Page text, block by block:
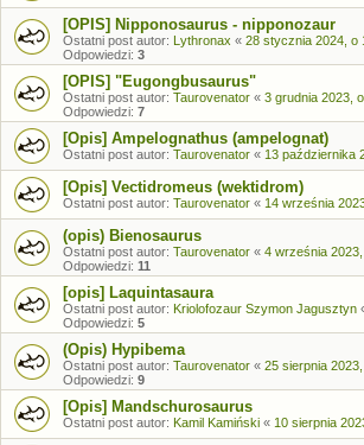
[OPIS] Nipponosaurus - nipponozaur
Ostatni post autor: Lythronax « 28 stycznia 2024, o
Odpowiedzi: 3
[OPIS] "Eugongbusaurus"
Ostatni post autor: Taurovenator « 3 grudnia 2023,
Odpowiedzi: 7
[Opis] Ampelognathus (ampelognat)
Ostatni post autor: Taurovenator « 13 października
[Opis] Vectidromeus (wektidrom)
Ostatni post autor: Taurovenator « 14 września
(opis) Bienosaurus
Ostatni post autor: Taurovenator « 4 września
Odpowiedzi: 11
[opis] Laquintasaura
Ostatni post autor: Kriolofozaur Szymon Jagusztyn
Odpowiedzi: 5
(Opis) Hypibema
Ostatni post autor: Taurovenator « 25 sierpnia
Odpowiedzi: 9
[Opis] Mandschurosaurus
Ostatni post autor: Kamil Kamiński « 10 sierpnia